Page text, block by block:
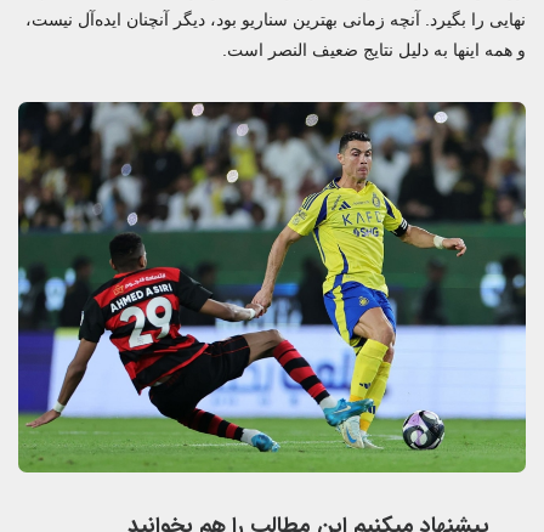
نهایی را بگیرد. آنچه زمانی بهترین سناریو بود، دیگر آنچنان ایده‌آل نیست،
و همه اینها به دلیل نتایج ضعیف النصر است.